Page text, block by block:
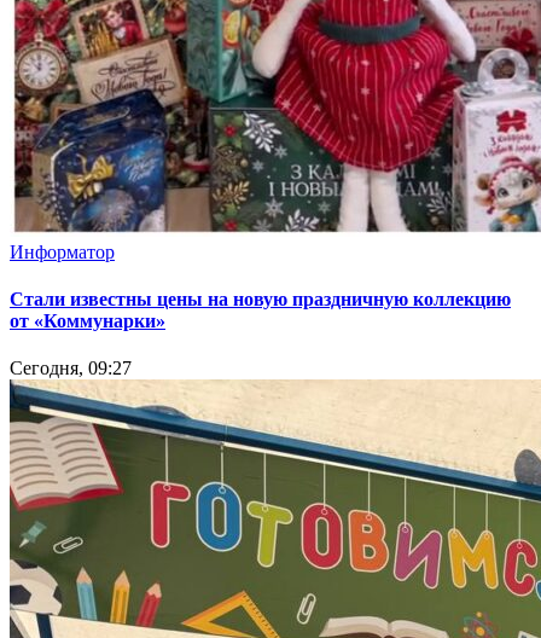
Информатор
Стали известны цены на новую праздничную коллекцию
от «Коммунарки»
Сегодня, 09:27